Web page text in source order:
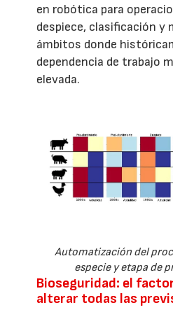
en robótica para
despiece, clasificación y
ámbitos donde
dependencia de trabajo
elevada.
Automatización del
especie y etapa de
Bioseguridad: el
alterar todas las